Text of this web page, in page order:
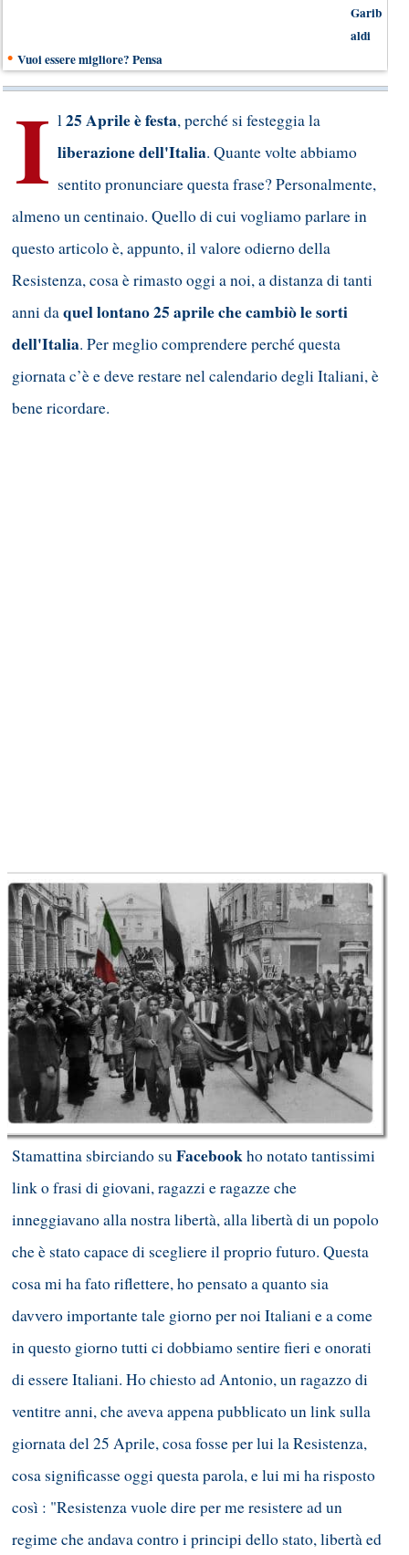
Garib
aldi
• Vuoi essere migliore? Pensa
I l25 Aprile è festa, perché si festeggia la
liberazione dell'Italia. Quante volte abbiamo
sentito pronunciare questa frase? Personalmente,
almeno un centinaio. Quello di cui vogliamo parlare in
questo articolo è, appunto, il valore odierno della
Resistenza, cosa è rimasto oggi a noi, a distanza di tanti
anni daquel lontano 25 aprile che cambiò le sorti
dell'Italia. Per meglio comprendere perché questa
giornata c’è e deve restare nel calendario degli Italiani, è
bene ricordare.
Stamattina sbirciando suFacebookho notato tantissimi
link o frasi di giovani, ragazzi e ragazze che
inneggiavano alla nostra libertà, alla libertà di un popolo
che è stato capace di scegliere il proprio futuro. Questa
cosa mi ha fato riflettere, ho pensato a quanto sia
davvero importante tale giorno per noi Italiani e a come
in questo giorno tutti ci dobbiamo sentire fieri e onorati
di essere Italiani. Ho chiesto ad Antonio, un ragazzo di
ventitre anni, che aveva appena pubblicato un link sulla
giornata del 25 Aprile, cosa fosse per lui la Resistenza,
cosa significasse oggi questa parola, e lui mi ha risposto
così : "Resistenza vuole dire per me resistere ad un
regime che andava contro i principi dello stato, libertà ed